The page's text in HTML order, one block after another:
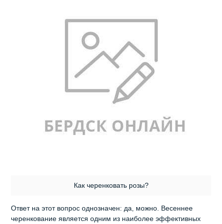
Как черенковать розы?
Ответ на этот вопрос однозначен: да, можно. Весеннее
черенкование является одним из наиболее эффективных